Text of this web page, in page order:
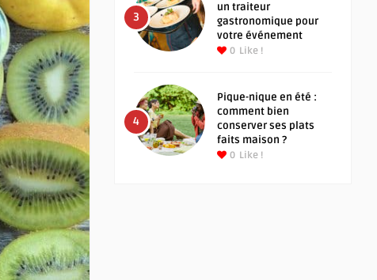
3
un traiteur
gastronomique pour
votre événement
0 Like !
4
Pique-nique en été :
comment bien
conserver ses plats
faits maison ?
0 Like !